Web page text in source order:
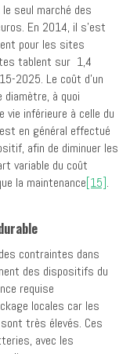
seul marché des
En 2014, il s’est
pour les sites
tablent sur 1,4
2025. Le coût d’un
à quoi
vie inférieure à celle du
en général effectué
afin de diminuer les
variable du coût
la maintenance[15].
contraintes dans
des dispositifs du
requise
locales car les
très élevés. Ces
avec les